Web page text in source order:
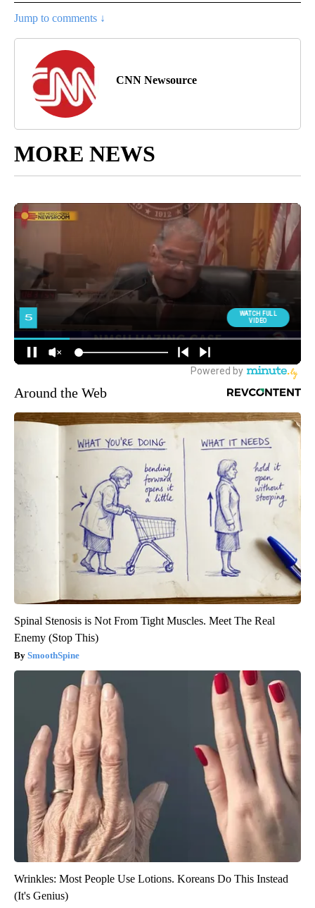
Jump to comments ↓
CNN Newsource
MORE NEWS
Around the Web
Spinal Stenosis is Not From Tight Muscles. Meet The Real
Enemy (Stop This)
SmoothSpine
Wrinkles: Most People Use Lotions. Koreans Do This Instead
(It's Genius)